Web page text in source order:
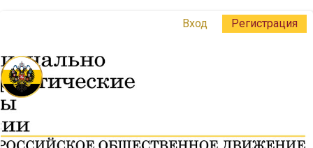
Вход Регистрация